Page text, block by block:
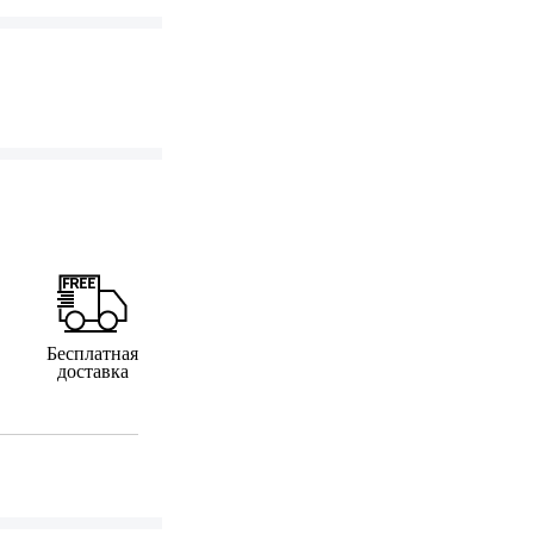
Бесплатная
доставка